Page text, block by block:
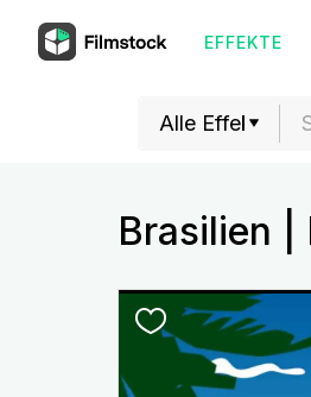
EFFEKTE
Brasilien |